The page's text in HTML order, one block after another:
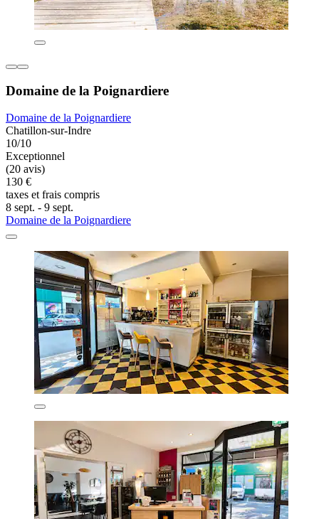
Domaine de la Poignardiere
Domaine de la Poignardiere
Chatillon-sur-Indre
10/10
Exceptionnel
(20 avis)
130 €
taxes et frais compris
8 sept. - 9 sept.
Domaine de la Poignardiere